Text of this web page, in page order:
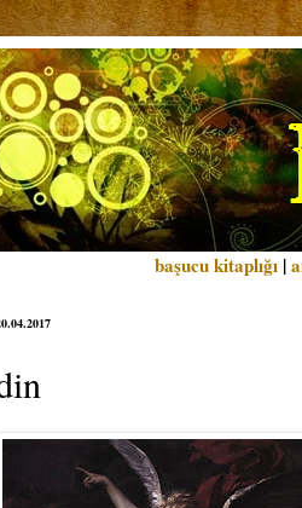
başucu kitaplığı |